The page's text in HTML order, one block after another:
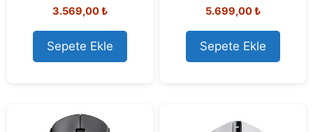
5.00
out of 5
3.569,00₺
Sepete Ekle
0
o
u
t
o
f
5.699,00₺
Sepete Ekle